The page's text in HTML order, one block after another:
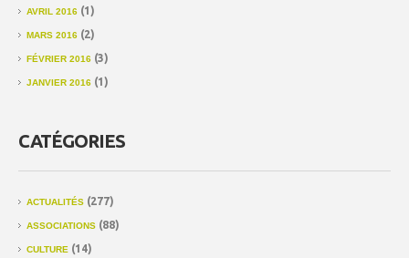
AVRIL 2016 (1)
MARS 2016 (2)
FÉVRIER 2016 (3)
JANVIER 2016 (1)
CATÉGORIES
ACTUALITÉS (277)
ASSOCIATIONS (88)
CULTURE (14)